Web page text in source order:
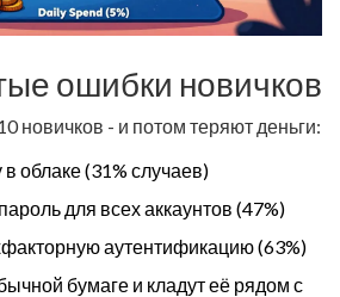
ошибки новичков
новичков - и потом теряют деньги:
облаке (31% случаев)
для всех аккаунтов (47%)
аутентификацию (63%)
бумаге и кладут её рядом с